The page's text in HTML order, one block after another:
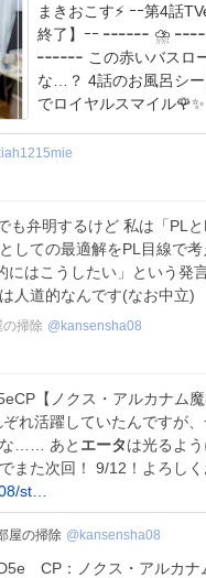
まきおこす⚡️ ｰｰ第4話TVerでの無料見逃し配信は【今夜
終了】ｰｰ ╍╍╍ ⛈️ ╍╍╍ 夏雲嵐off shot ╍╍╍ 🌻
╍╍╍ この赤いバスローブ どこかで見たことあるよう
な…？ 4話のお風呂シー
でロイヤルスマイル🌹✨
も弁明するけど 私は「PL
しての最適解をPL目線で
にはこうしたい」という発
は人道的なんです(なお中立)
の掃除 @ kansensha08
【ノクス・アルカナム
れ活躍していたんですが
な…… あと エータは光るよ
また次回！ 9/12！よろしく
st…
屋の掃除 @kansensha08